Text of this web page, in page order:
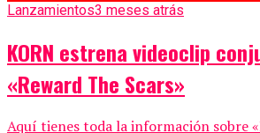
Lanzamientos3 meses atrás
KORN estrena videoclip
«Reward The Scars»
Aquí tienes toda la información sobre